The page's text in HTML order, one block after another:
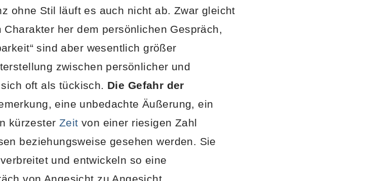
ohne Stil läuft es auch nicht ab. Zwar gleicht
Charakter her dem persönlichen Gespräch,
sind aber wesentlich größer
zwischen persönlicher und
oft als tückisch. Die Gefahr der
eine unbedachte Äußerung, ein
kürzester Zeit von einer riesigen Zahl
beziehungsweise gesehen werden. Sie
und entwickeln so eine